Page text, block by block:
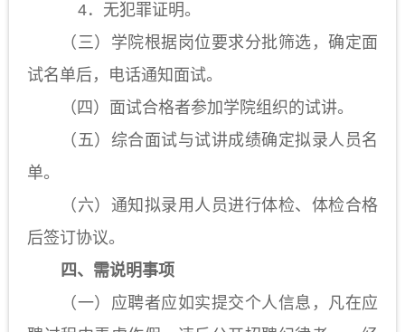
4．无犯罪证明。
（三）学院根据岗位要求分批筛选，确定面
试名单后，电话通知面试。
（四）面试合格者参加学院组织的试讲。
（五）综合面试与试讲成绩确定拟录人员名
单。
（六）通知拟录用人员进行体检、体检合格
后签订协议。
四、需说明事项
（一）应聘者应如实提交个人信息，凡在应